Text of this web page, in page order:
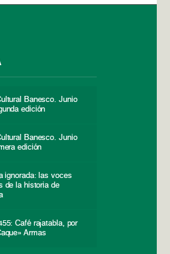
Banesco. Junio
edición
Banesco. Junio
edición
ignorada: las voces
de la historia de
Café rajatabla, por
Armas